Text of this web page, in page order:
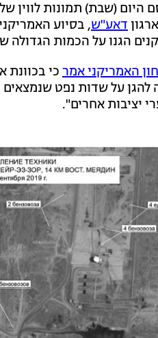
היום (שבת) תמונות לווין
דאע"ש, בסיוע
הגנו על הכמות הגדולה
האמריקני אמר כי
על שדות נפט שנמצאים
יציבות אחרים".